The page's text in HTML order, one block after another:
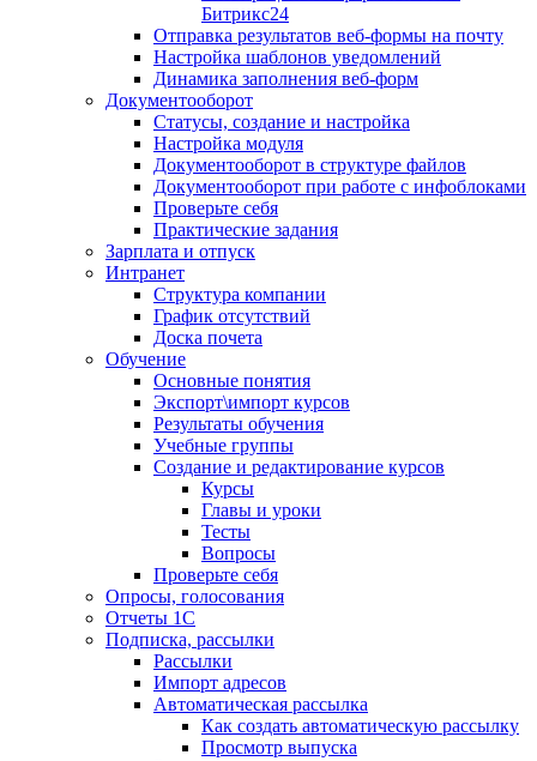
Битрикс24
Отправка результатов веб-формы на почту
Настройка шаблонов уведомлений
Динамика заполнения веб-форм
Документооборот
Статусы, создание и настройка
Настройка модуля
Документооборот в структуре файлов
Документооборот при работе с инфоблоками
Проверьте себя
Практические задания
Зарплата и отпуск
Интранет
Структура компании
График отсутствий
Доска почета
Обучение
Основные понятия
Экспорт\импорт курсов
Результаты обучения
Учебные группы
Создание и редактирование курсов
Курсы
Главы и уроки
Тесты
Вопросы
Проверьте себя
Опросы, голосования
Отчеты 1С
Подписка, рассылки
Рассылки
Импорт адресов
Автоматическая рассылка
Как создать автоматическую рассылку
Просмотр выпуска